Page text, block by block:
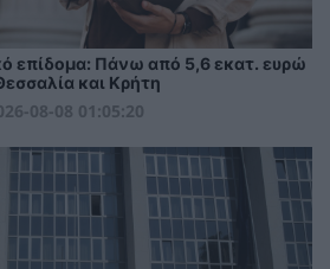
επίδομα: Πάνω από 5,6 εκατ. ευρώ
και Κρήτη
08-08 01:05:20